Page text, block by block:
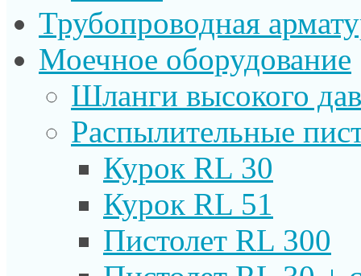
Трубопроводная
Моечное оборудование
Шланги высокого
Распылительные
Курок RL 30
Курок RL 51
Пистолет RL 300